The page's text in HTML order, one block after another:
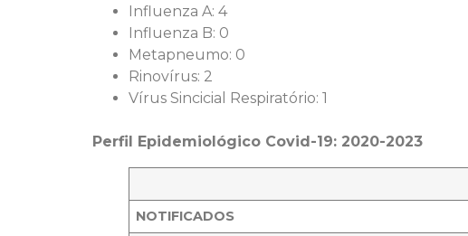
Influenza A: 4
Influenza B: 0
Metapneumo: 0
Rinovírus: 2
Vírus Sincicial Respiratório: 1
Perfil Epidemiológico Covid-19: 2020-2023
NOTIFICADOS